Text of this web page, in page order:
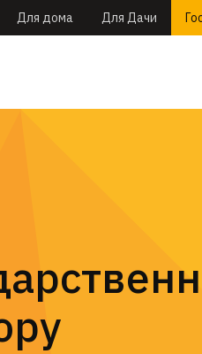
Для дома Для Дачи